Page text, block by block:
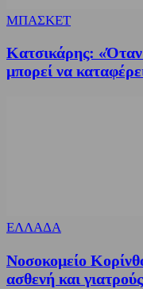
ΜΠΑΣΚΕΤ
Κατσικάρης: «Όταν
μπορεί να
ΕΛΛΑΔΑ
Νοσοκομείο
ασθενή και